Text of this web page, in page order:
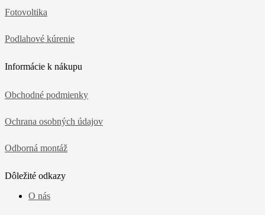
Fotovoltika
Podlahové kúrenie
Informácie k nákupu
Obchodné podmienky
Ochrana osobných údajov
Odborná montáž
Dôležité odkazy
O nás